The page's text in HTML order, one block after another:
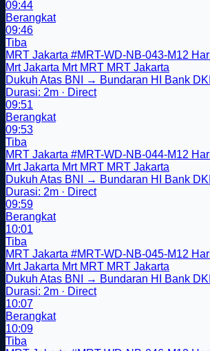
09:44
Berangkat
09:46
Tiba
MRT Jakarta #MRT-WD-NB-043-M12
Mrt Jakarta Mrt MRT MRT Jakarta
Dukuh Atas BNI → Bundaran HI Bank DKI
Durasi: 2m · Direct
09:51
Berangkat
09:53
Tiba
MRT Jakarta #MRT-WD-NB-044-M12
Mrt Jakarta Mrt MRT MRT Jakarta
Dukuh Atas BNI → Bundaran HI Bank DKI
Durasi: 2m · Direct
09:59
Berangkat
10:01
Tiba
MRT Jakarta #MRT-WD-NB-045-M12
Mrt Jakarta Mrt MRT MRT Jakarta
Dukuh Atas BNI → Bundaran HI Bank DKI
Durasi: 2m · Direct
10:07
Berangkat
10:09
Tiba